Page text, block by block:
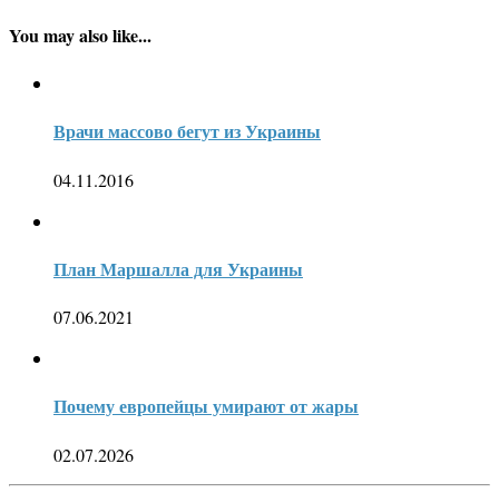
You may also like...
Врачи массово бегут из Украины
04.11.2016
План Маршалла для Украины
07.06.2021
Почему европейцы умирают от жары
02.07.2026